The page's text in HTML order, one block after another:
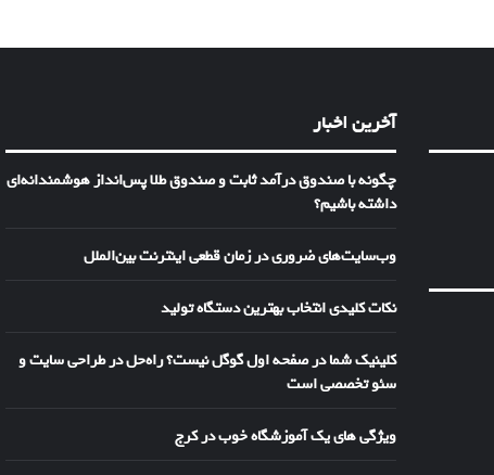
آخرین اخبار
چگونه با صندوق درآمد ثابت و صندوق طلا پس‌انداز هوشمندانه‌ای
داشته باشیم؟
وب‌سایت‌های ضروری در زمان قطعی اینترنت بین‌الملل
نکات کلیدی انتخاب بهترین دستگاه تولید
کلینیک شما در صفحه اول گوگل نیست؟ راه‌حل در طراحی سایت و
سئو تخصصی است
ویژگی های یک آموزشگاه خوب در کرج